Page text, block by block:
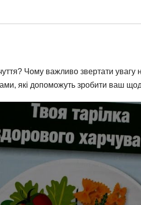
Чому важливо звертати увагу
які допоможуть зробити ваш